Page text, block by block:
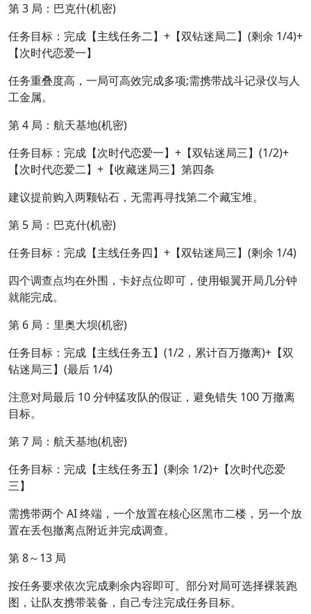
第 3 局：巴克什(机密)
任务目标：完成【主线任务二】+【双钻迷局二】(剩余 1/4)+
【次时代恋爱一】
任务重叠度高，一局可高效完成多项;需携带战斗记录仪与人
工金属。
第 4 局：航天基地(机密)
任务目标：完成【次时代恋爱一】+【双钻迷局三】(1/2)+
【次时代恋爱二】+【收藏迷局三】第四条
建议提前购入两颗钻石，无需再寻找第二个藏宝堆。
第 5 局：巴克什(机密)
任务目标：完成【主线任务四】+【双钻迷局三】(剩余 1/4)
四个调查点均在外围，卡好点位即可，使用银翼开局几分钟
就能完成。
第 6 局：里奥大坝(机密)
任务目标：完成【主线任务五】(1/2，累计百万撤离)+【双
钻迷局三】(最后 1/4)
注意对局最后 10 分钟猛攻队的假证，避免错失 100 万撤离
目标。
第 7 局：航天基地(机密)
任务目标：完成【主线任务五】(剩余 1/2)+【次时代恋爱
三】
需携带两个 AI 终端，一个放置在核心区黑市二楼，另一个放
置在丢包撤离点附近并完成调查。
第 8～13 局
按任务要求依次完成剩余内容即可。部分对局可选择裸装跑
图，让队友携带装备，自己专注完成任务目标。